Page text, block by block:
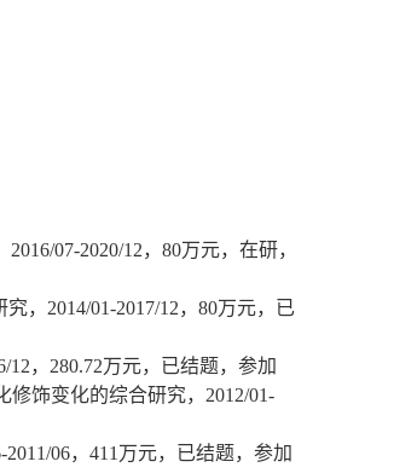
2016/07-2020/12， 80万元，在研，
， 2014/01-2017/12， 80万元，已
12， 280.72万元，已结题，参加
修饰变化的综合研究， 2012/01-
2011/06， 411 万元，已结题，参加